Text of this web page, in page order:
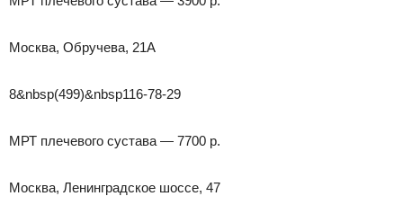
Москва, Обручева, 21А
8&nbsp(499)&nbsp116-78-29
МРТ плечевого сустава — 7700 р.
Москва, Ленинградское шоссе, 47